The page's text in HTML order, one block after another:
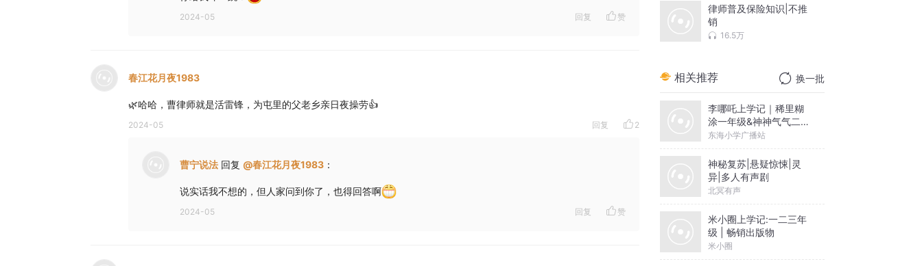
2024-05 回复 赞
春江花月夜1983
🌿哈哈，曹律师就是活雷锋，为屯里的父老乡亲日夜操劳👍
2024-05 回复 2
曹宁说法 回复 @春江花月夜1983 ：
说实话我不想的，但人家问到你了，也得回答啊
2024-05 回复 赞
律师普及保险知识|不推
销
16.5万
相关推荐 换一批
李哪吒上学记｜稀里糊
涂一年级&神神气气二年
级
东海小学广播站
神秘复苏|悬疑惊悚|灵
异|多人有声剧
北冥有声
米小圈上学记:一二三年
级 | 畅销出版物
米小圈